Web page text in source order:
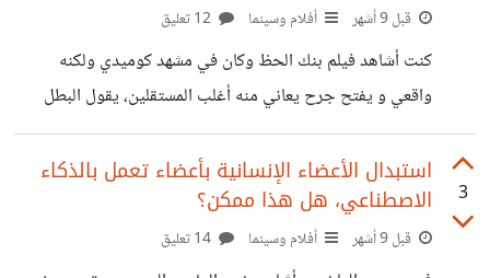
قبل 9 أشهر أفلام وسينما
كنت أشاهد فيلم بنك الحظ وكان في مشهد كوميدي ولكنه
واقعي و يفتح جرح يعاني منه أغلب المستقلين، يقول البطل
لوالدته أنه سيعمل بنظام الفريلانس من البيت لتقول والدته أول
مرة اشوف واحد قاعد في بيته وبيلعب على الموبايل ويقبضوه
فلوس مشهد كوميدي ساخر لكن يلخص فعلا نظرة المجتمع
خاصة الكبار للمستقلين، بعض الناس ينظرون للعمل الحر على أنه
3
استبدال الأعضاء الإنسانية بأعضاء تعمل بالذكاء
الاصطناعي، هل هذا ممكن؟
قبل 9 أشهر أفلام وسينما